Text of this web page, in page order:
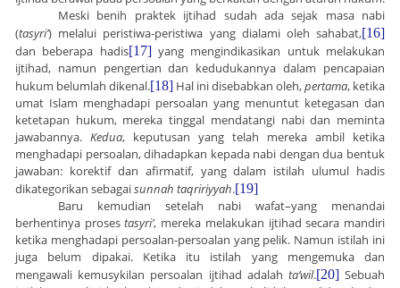
Meski benih praktek ijtihad sudah ada sejak masa nabi
(tasyri’) melalui peristiwa-peristiwa yang dialami oleh sahabat,[16]
dan beberapa hadis[17]yang mengindikasikan untuk melakukan
ijtihad, namun pengertian dan kedudukannya dalam pencapaian
hukum belumlah dikenal.[18] Hal ini disebabkan oleh,pertama, ketika
umat Islam menghadapi persoalan yang menuntut ketegasan dan
ketetapan hukum, mereka tinggal mendatangi nabi dan meminta
jawabannya. Kedua, keputusan yang telah mereka ambil ketika
menghadapi persoalan, dihadapkan kepada nabi dengan dua bentuk
jawaban: korektif dan afirmatif, yang dalam istilah ulumul hadis
dikategorikan sebagaisunnah taqririyyah.[19]
Baru kemudian setelah nabi wafat–yang menandai
berhentinya prosestasyri’, mereka melakukan ijtihad secara mandiri
ketika menghadapi persoalan-persoalan yang pelik. Namun istilah ini
juga belum dipakai. Ketika itu istilah yang mengemuka dan
mengawali kemusykilan persoalan ijtihad adalah ta’wil.[20]Sebuah